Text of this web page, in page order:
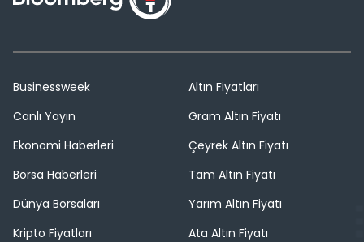
Businessweek
Canlı Yayın
Ekonomi Haberleri
Borsa Haberleri
Dünya Borsaları
Kripto Fiyatları
Altın Fiyatları
Gram Altın Fiyatı
Çeyrek Altın Fiyatı
Tam Altın Fiyatı
Yarım Altın Fiyatı
Ata Altın Fiyatı